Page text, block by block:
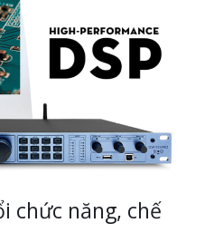
chức năng, chế